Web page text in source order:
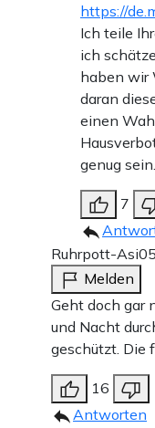
https://
Ich teile
ich
haben wir
daran
einen
genug sein.
7
Ruhrpott-Asi
Melden
Geht doch gar
und Nacht
geschützt. Die
16
Antworten